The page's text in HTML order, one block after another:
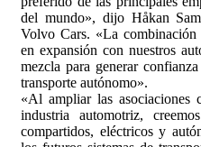
del mundo», dijo Håkan
Volvo Cars. «La
en expansión con nuestros
mezcla para generar
transporte autónomo».
«Al ampliar las asociaciones
industria automotriz,
compartidos, eléctricos y